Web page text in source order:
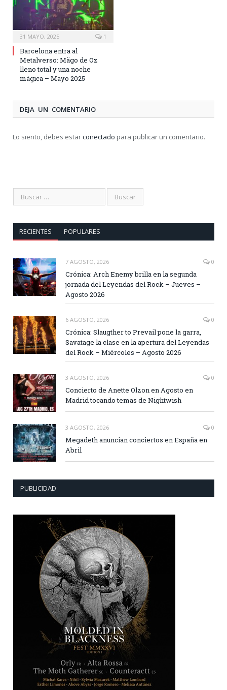
31 MAYO, 2025 1
Barcelona entra al
Metalverso: Mägo de Oz
lleno total y una noche
mágica – Mayo 2025
DEJA UN COMENTARIO
Lo siento, debes estarconectado para publicar un comentario.
RECIENTES POPULARES
7 AGOSTO, 2026 0
Crónica: Arch Enemy brilla en la segunda
jornada del Leyendas del Rock – Jueves –
Agosto 2026
6 AGOSTO, 2026 0
Crónica: Slaugther to Prevail pone la garra,
Savatage la clase en la apertura del Leyendas
del Rock – Miércoles – Agosto 2026
3 AGOSTO, 2026 0
Concierto de Anette Olzon en Agosto en
Madrid tocando temas de Nightwish
3 AGOSTO, 2026 0
Megadeth anuncian conciertos en España en
Abril
PUBLICIDAD